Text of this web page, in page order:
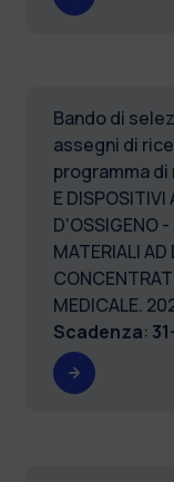
Bando di
assegni di
programma di
E DISPOSITIVI
D'OSSIGENO -
MATERIALI AD
MEDICALE.
Scadenza: